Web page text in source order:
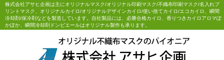
株式会社アサヒ企画は主にオリジナルマスク/オリジナル印刷マスク/不織布印刷マスク/名入れプ
リントマスク、オリジナルカイロ/オリジナルデザインカイロ/使い捨てカイロ/エコカイロ、瞬間
冷却剤/保冷剤などを製造しています。自社製品には、必勝合格カイロ、香りつきカイロアロマぽ
かぽか、瞬間冷却剤ドンピエールはオリジナル製作も承ります。